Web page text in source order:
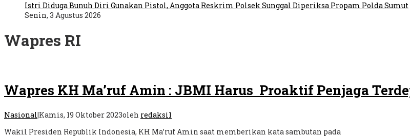
Istri Diduga Bunuh Diri Gunakan Pistol, Anggota Reskrim Polsek Sunggal Diperiksa Propam Polda Sumut
Senin, 3 Agustus 2026
Wapres RI
Wapres KH Ma’ruf Amin : JBMI Harus Proaktif Penjaga
Nasional|Kamis, 19 Oktober 2023oleh redaksi1
Wakil Presiden Republik Indonesia, KH Ma’ruf Amin saat memberikan kata sambutan pada